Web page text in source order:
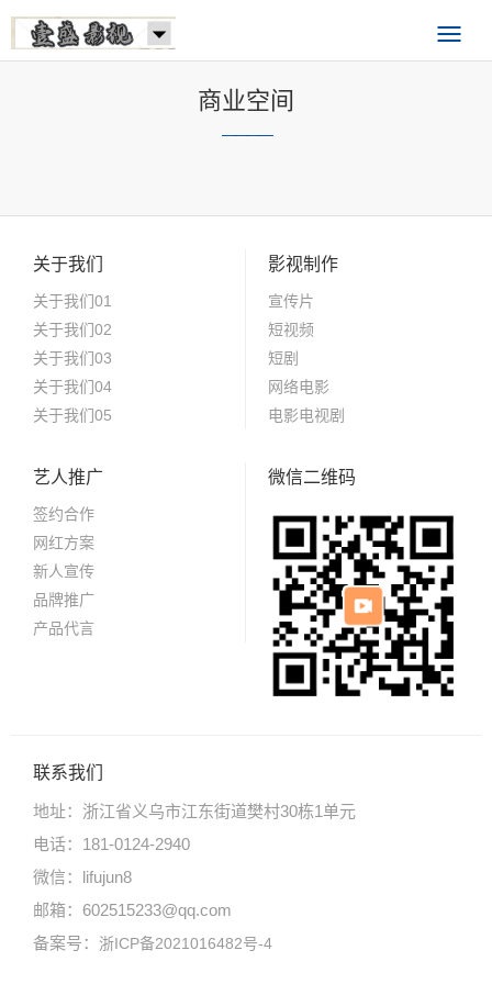
商业空间
————
关于我们
关于我们01
关于我们02
关于我们03
关于我们04
关于我们05
影视制作
宣传片
短视频
短剧
网络电影
电影电视剧
艺人推广
签约合作
网红方案
新人宣传
品牌推广
产品代言
微信二维码
联系我们
地址：浙江省义乌市江东街道樊村30栋1单元
电话：181-0124-2940
微信：lifujun8
邮箱：602515233@qq.com
备案号： 浙ICP备2021016482号-4